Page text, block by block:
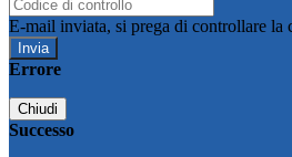
E-mail inviata, si prega di controllare la
Errore
Chiudi
Successo